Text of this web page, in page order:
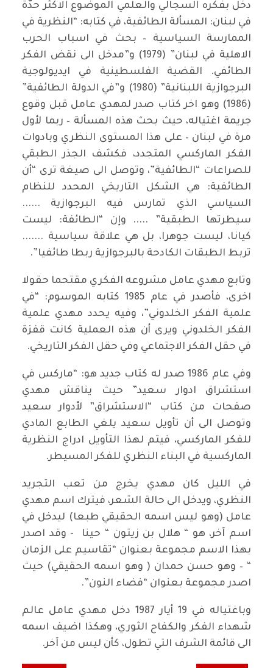
دخل بفكره السجالي والعلمي الموضوع الاكثر حدّة
في لبنان: المسألة الطائفية، في كتابه: “النظرية في
الممارسة السياسية – بحث في اسباب الحرب
الاهلية في لبنان” (1979) و”مدخل الى نقض الفكر
الطائفي. القضية الفلسطينية في ايديولوجية
البرجوازية اللبنانية” (1980) و”في الدولة الطائفية”
(1986) وهو اخر كتاب صدر لمهدي عامل قبل وقوع
جريمة اغتياله، حيث بحث هذه المسألة – ربما لأول
مرة في لبنان – على هذا المستوى النظري وبادوات
الفكر الماركسي المتجدد، فكشف الجذر الطبقي
للصراعات “الطائفية”، وتوصل الى صيغة ترى “أن
الطائفية: هي الشكل التاريخي المحدد للنظام
السياسي الذي تمارس فيه البرجوازية ......
سيطرتها الطبقية” ..... وإن “الطائفة: ليست
كيانا، ليست جوهرا، بل هي علاقة سياسية .......
تربط الطبقات الكادحة بالبرجوازية ربطا طائفيا”.
وتابع مهدي عامل مشروعه الفكري مقتحما حقولا
اخرى، فأصدر في عام 1985 كتابه الموسوم: “في
علمية الفكر الخلدوني”، وفيه يحدد مهدي علمية
الفكر الخلدوني ويرى أن هذه العملية كانت قفزة
في حقل الفكر الاجتماعي وفي حقل الفكر التاريخي.
وفي عام 1986 صدر له كتاب جديد هو: “ماركس في
استشراق ادوار سعيد” حيث يناقش مهدي
صفحات من كتاب “الاستشراق” لأدوار سعيد
وتوصل الى أن تأويل سعيد يلغي الطابع المادي
للفكر الماركسي، فيتم لهذا التأويل ادراج النظرية
الماركسية في البناء النظري للفكر المسيطر.
في الليل كان مهدي يخرج من تعب التجريد
النظري، ويدخل الى حالة الشعر، فيترك اسم مهدي
عامل (وهو ليس اسمه الحقيقي طبعا) ليدخل في
اسم آخر، هو “ هلال بن زيتون “ حينا - وقد اصدر
بهذا الاسم مجموعة بعنوان “تقاسيم على الزمان
“ – وهو حسن حمدان ( وهو اسمه الحقيقي) حيث
اصدر مجموعة بعنوان “فضاء النون”.
وباغتياله في 19 أيار 1987 دخل مهدي عامل عالم
شهداء الفكر والكفاح الثوري، وهكذا اضيف اسمه
الى قائمة الشرف التي تطول، كأن ليس من آخر.